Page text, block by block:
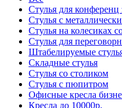
Стулья для конференц
Стулья с
Стулья на колесиках
Стулья для
Штабелируемые
Складные стулья
Стулья со столиком
Стулья с пюпитром
Офисные кресла
Кресла до 10000р.